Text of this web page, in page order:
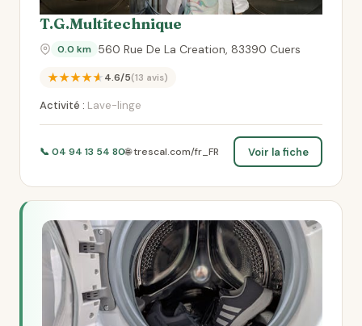
T.G.Multitechnique
0.0 km 560 Rue De La Creation, 83390 Cuers
★★★★★4.6/5(13 avis)
Activité : Lave-linge
📞 04 94 13 54 80🌐 trescal.com/fr_FR Voir la fiche